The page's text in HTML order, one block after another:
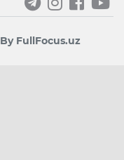
By FullFocus.uz